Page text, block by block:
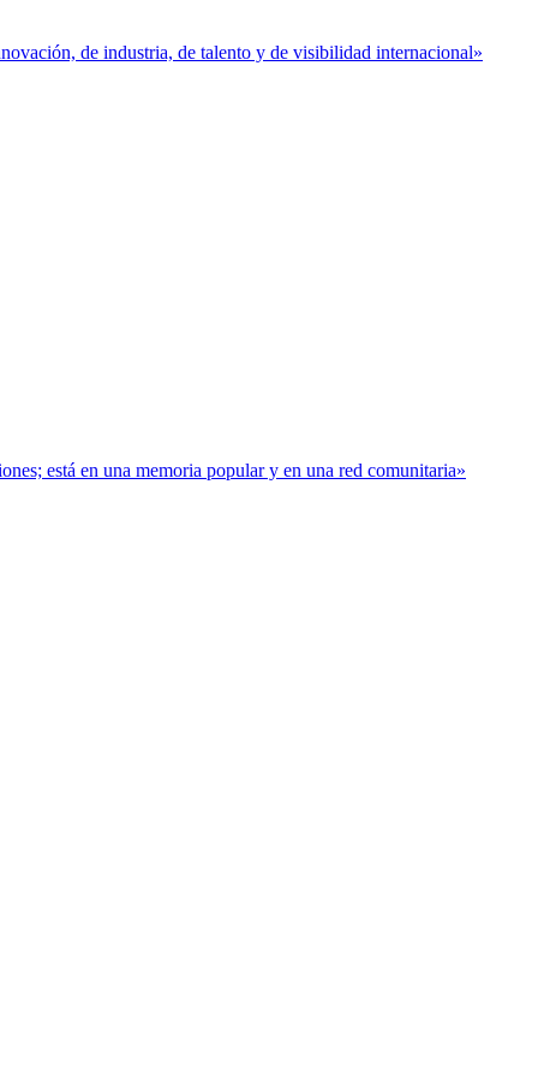
de industria, de talento y de visibilidad internacional»
está en una memoria popular y en una red comunitaria»